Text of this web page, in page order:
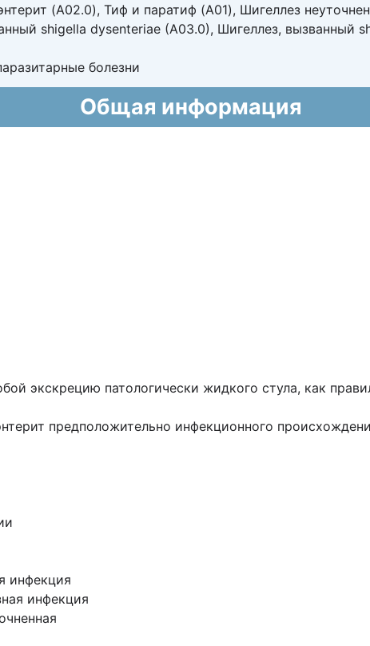
(A02.0), Тиф и паратиф (A01), Шигеллез
shigella dysenteriae (A03.0), Шигеллез, вызванный
болезни
Общая информация
экскрецию патологически жидкого стула, как
предположительно инфекционного
инфекция
инфекция